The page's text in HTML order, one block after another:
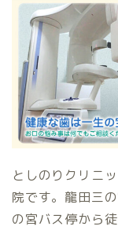
としのりクリニ
院です。龍田三
の宮バス停から